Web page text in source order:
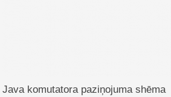
Java komutatora paziņojuma shēma